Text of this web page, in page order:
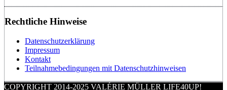
Rechtliche Hinweise
Datenschutzerklärung
Impressum
Kontakt
Teilnahmebedingungen mit Datenschutzhinweisen
COPYRIGHT 2014-2025 VALÉRIE MÜLLER LIFE40UP!